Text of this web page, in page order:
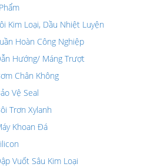
Kim Loại, Dầu Nhiệt Luyện
Hoàn Công Nghiệp
Hướng/ Máng Trượt
Chân Không
Vệ Seal
Trơn Xylanh
Khoan Đá
Vuốt Sâu Kim Loại